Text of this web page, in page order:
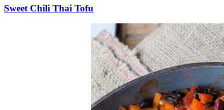
Sweet Chili Thai Tofu